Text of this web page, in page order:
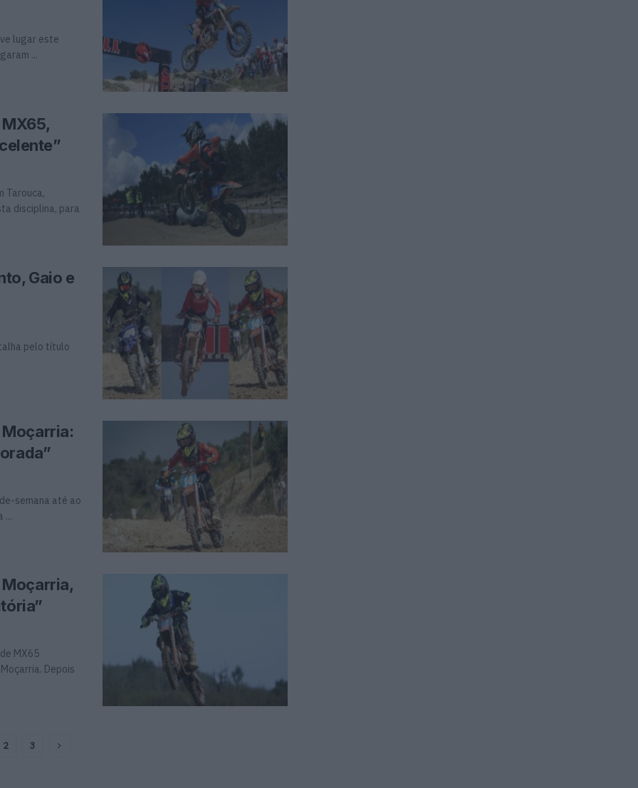
lugar este
...
Tarouca,
disciplina, para
Gaio e
pelo título
Moçarria:
semana até ao
...
Moçarria,
MX65
Depois
2 3